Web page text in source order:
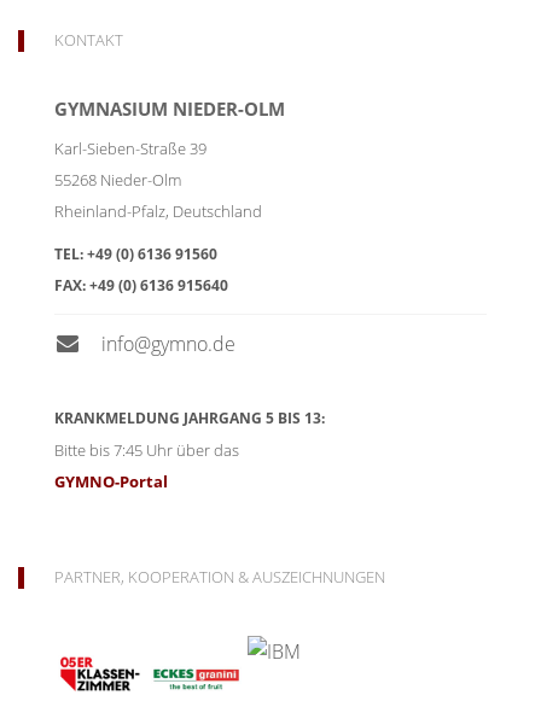
KONTAKT
GYMNASIUM NIEDER-OLM
Karl-Sieben-Straße 39
55268 Nieder-Olm
Rheinland-Pfalz, Deutschland
TEL:+49 (0) 6136 91560
FAX:+49 (0) 6136 915640
info@gymno.de
KRANKMELDUNG JAHRGANG 5 BIS 13:
Bitte bis 7:45 Uhr über das
GYMNO-Portal
PARTNER, KOOPERATION & AUSZEICHNUNGEN